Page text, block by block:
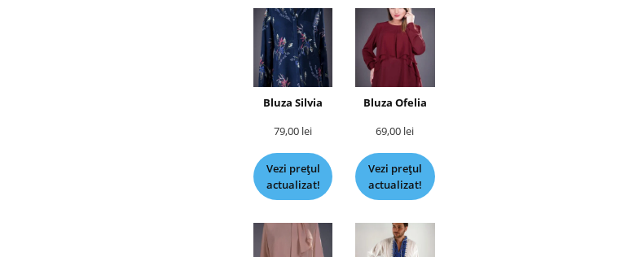
Bluza Silvia
79,00 lei
Vezi prețul
actualizat!
Bluza Ofelia
69,00 lei
Vezi prețul
actualizat!